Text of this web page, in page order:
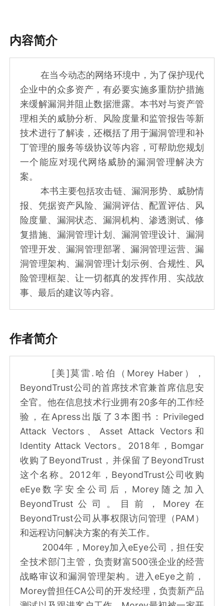
内容简介
在当今动态的网络环境中，为了保护现代
企业中的众多资产，有必要实施多重防护措施
来缓解漏洞并阻止数据泄露。本书对与资产管
理相关的威胁分析、风险度量和监管报告等新
技术进行了解读，还概括了用于漏洞管理和补
丁管理的服务等级协议等内容，可帮助您规划
一个能应对现代网络威胁的漏洞管理解决方
案。
本书主要包括攻击链、漏洞形势、威胁情
报、凭据资产风险、漏洞评估、配置评估、风
险度量、漏洞状态、漏洞机构、渗透测试、修
复措施、漏洞管理计划、漏洞管理设计、漏洞
管理开发、漏洞管理部署、漏洞管理运营、漏
洞管理架构、漏洞管理计划示例、合规性、风
险管理框架、让一切都真的发挥作用、实战故
事、最后的建议等内容。
作者简介
[美]莫雷.哈伯（Morey Haber），
BeyondTrust公司的首席技术官兼首席信息安
全官。他在信息技术行业拥有20多年的工作经
验，在Apress出版了3本图书：Privileged
Attack Vectors、Asset Attack Vectors和
Identity Attack Vectors。2018年，Bomgar
收购了BeyondTrust，并保留了BeyondTrust
这个名称。2012年，BeyondTrust公司收购
eEye数字安全公司后，Morey随之加入
BeyondTrust公司。目前，Morey在
BeyondTrust公司从事权限访问管理（PAM）
和远程访问解决方案的有关工作。
2004年，Morey加入eEye公司，担任安
全技术部门主管，负责财富500强企业的经营
战略审议和漏洞管理架构。进入eEye之前，
Morey曾担任CA公司的开发经理，负责新产品